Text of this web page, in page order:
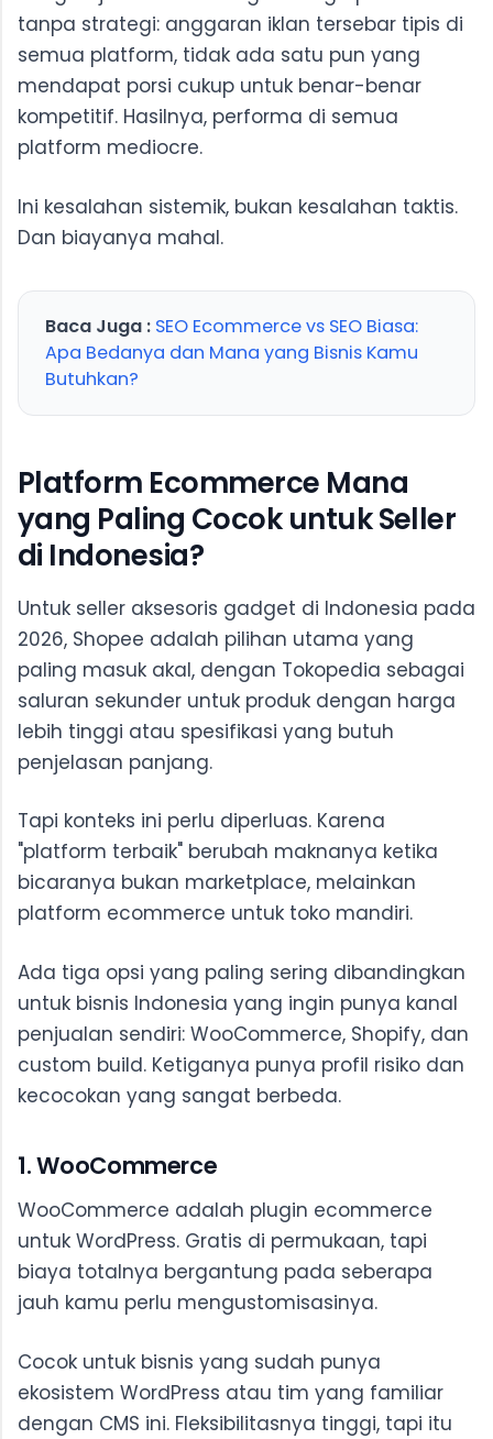
tanpa strategi: anggaran iklan tersebar tipis di
semua platform, tidak ada satu pun yang
mendapat porsi cukup untuk benar-benar
kompetitif. Hasilnya, performa di semua
platform mediocre.
Ini kesalahan sistemik, bukan kesalahan taktis.
Dan biayanya mahal.
Baca Juga : SEO Ecommerce vs SEO Biasa:
Apa Bedanya dan Mana yang Bisnis Kamu
Butuhkan?
Platform Ecommerce Mana
yang Paling Cocok untuk Seller
di Indonesia?
Untuk seller aksesoris gadget di Indonesia pada
2026, Shopee adalah pilihan utama yang
paling masuk akal, dengan Tokopedia sebagai
saluran sekunder untuk produk dengan harga
lebih tinggi atau spesifikasi yang butuh
penjelasan panjang.
Tapi konteks ini perlu diperluas. Karena
"platform terbaik" berubah maknanya ketika
bicaranya bukan marketplace, melainkan
platform ecommerce untuk toko mandiri.
Ada tiga opsi yang paling sering dibandingkan
untuk bisnis Indonesia yang ingin punya kanal
penjualan sendiri: WooCommerce, Shopify, dan
custom build. Ketiganya punya profil risiko dan
kecocokan yang sangat berbeda.
1. WooCommerce
WooCommerce adalah plugin ecommerce
untuk WordPress. Gratis di permukaan, tapi
biaya totalnya bergantung pada seberapa
jauh kamu perlu mengustomisasinya.
Cocok untuk bisnis yang sudah punya
ekosistem WordPress atau tim yang familiar
dengan CMS ini. Fleksibilitasnya tinggi, tapi itu